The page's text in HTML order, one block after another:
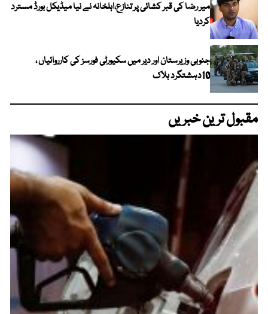
میر رضا کی قبر کشائی پر تنازع،اہلخانہ نے نیا میڈیکل بورڈ مسترد
کردیا
جنوبی وزیرستان اور دیر میں سکیورٹی فورسز کی کارروائیاں ،
10دہشتگرد ہلاک
مقبول ترین خبریں